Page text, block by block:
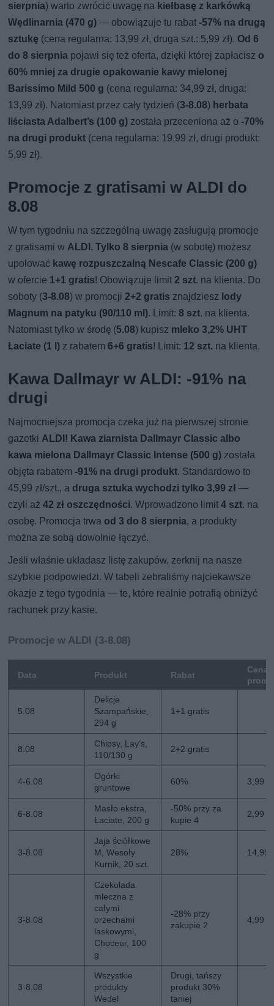
sierpnia) warto zwrócić uwagę na kiełbasę z karkówką
Wędlinarnia (470 g) — obowiązuje tu rabat-57% na drugą
sztukę (cena regularna: 13,99 zł, druga szt.: 5,99 zł). Od 6
do 8 sierpnia pojawi się też oferta, dzięki której zapłacisz o
60% mniej za drugie opakowanie kawy mielonej
Barissimo Mild 500 g (cena regularna: 34,99 zł, druga:
13,99 zł). Natomiast przez cały tydzień (3-8.08) herbata
liściasta Adalbert’s (100 g) została przeceniona aż o-70%
na drugi produkt (cena regularna: 19,99 zł, drugi produkt:
5,99 zł).
Promocje z gratisami w ALDI do
8.08
W tym tygodniu na szczególną uwagę zasługują promocje
z gratisami wALDI. Tylko 8 sierpnia (w sobotę) możesz
upolować kawę rozpuszczalną Nescafe Classic (200 g)
w ofercie 1+1 gratis! Obowiązuje limit2 szt. na klienta. Do
soboty (3-8.08) w promocji2+2 gratis znajdziesz lody
Magnum na patyku (90/110 ml). Limit:8 szt. na klienta.
Natomiast tylko w środę (5.08) kupisz mleko 3,2% UHT
Łaciate (1 l) z rabatem6+6 gratis! Limit: 12 szt. na klienta.
Kawa Dallmayr w ALDI: -91% na
drugi
Najmocniejsza promocja czeka już na pierwszej stronie
gazetkiALDI! Kawa ziarnista Dallmayr Classic albo
kawa mielona Dallmayr Classic Intense (500 g) została
objęta rabatem-91% na drugi produkt. Standardowo to
45,99 zł/szt., a druga sztuka wychodzi tylko 3,99 zł —
czyli aż42 zł oszczędności. Wprowadzono limit4 szt. na
osobę. Promocja trwa od 3 do 8 sierpnia, a produkty
można ze sobą dowolnie łączyć.
Jeśli właśnie układasz listę zakupów, zerknij na nasze
szybkie podpowiedzi. W tabeli zebraliśmy najciekawsze
okazje z tego tygodnia — te, które realnie potrafią obniżyć
rachunek przy kasie.
Promocje w ALDI (3-8.08)
Data Produkt Rabat
Cena
5.08
Delicje
Szampańskie,
294 g
1+1 gratis
8.08
Chipsy, Lay’s,
110/130 g
2+2 gratis
4-6.08
Ogórki
gruntowe
60% 3,99
6-8.08
Masło ekstra,
Łaciate, 200 g
-50% przy za
kupie 4
2,99
3-8.08
Jaja ściółkowe
M, Wesoły
Kurnik, 20 szt.
28% 14,99
3-8.08
Czekolada
mleczna z
całymi
orzechami
laskowymi,
Choceur, 100
g
-28% przy
zakupie 2
4,99
3-8.08
Wszystkie
produkty
Wedel
Drugi, tańszy
produkt 30%
taniej